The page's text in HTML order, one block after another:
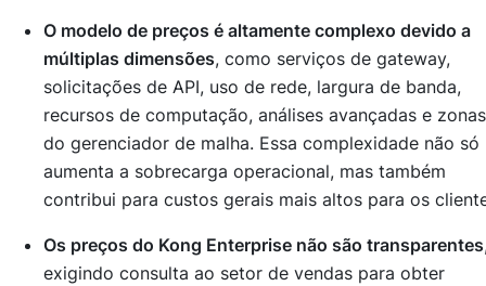
O modelo de preços é altamente complexo devido a
múltiplas dimensões, como serviços de gateway,
solicitações de API, uso de rede, largura de banda,
recursos de computação, análises avançadas e zonas
do gerenciador de malha. Essa complexidade não só
aumenta a sobrecarga operacional, mas também
contribui para custos gerais mais altos para os
Os preços do Kong Enterprise não são transparentes
exigindo consulta ao setor de vendas para obter